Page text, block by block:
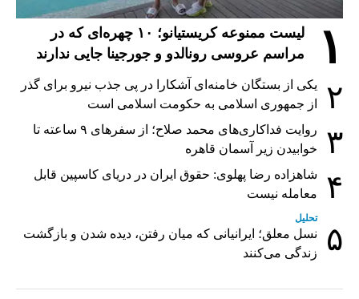
۱
لیست ممنوعه کریستیانو؛ ۱۰ چهره‌ای که در
مراسم عروسی رونالدو و جورجینا جایی ندارند
۲
یکی از بستگان خامنه‌ای آشکارا در پی جذب نیرو برای گذر
از جمهوری اسلامی به حکومت اسلامی است
۳
روایت فداکاری‌های محمد صلاح؛ از سفرهای ۹ ساعته تا
خوابیدن زیر آسمان قاهره
۴
شاهزاده رضا پهلوی: حقوق ایران در دریای کاسپین قابل
معامله نیست
۵
تحلیل
نسل معلق؛ ایرانیانی که میان رفتن، دیده شدن و بازگشت
زندگی می‌کنند